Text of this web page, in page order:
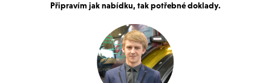
Připravím jak nabídku, tak potřebné doklady.